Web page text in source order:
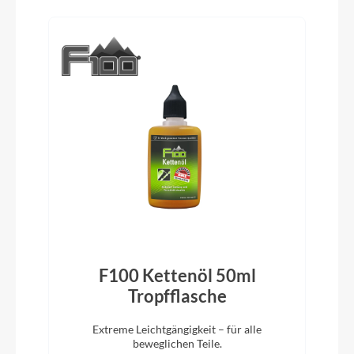
Vorbau
SUV-i, verstellbar
Rahmentyp
Trapez
2025
Hinterrad Nabe
F100 Kettenöl 50ml
Tropfflasche
Extreme Leichtgängigkeit – für alle
beweglichen Teile.